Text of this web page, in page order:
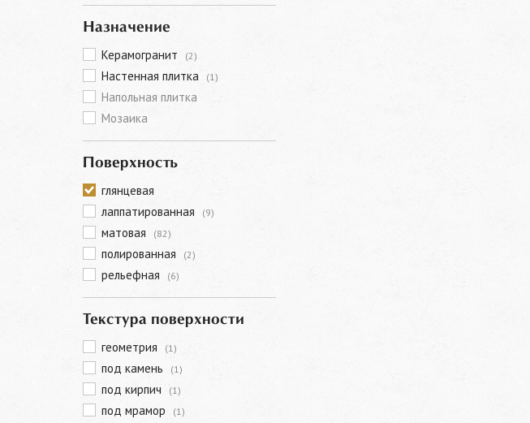
Назначение
Керамогранит (2)
Настенная плитка (1)
Напольная плитка
Мозаика
Поверхность
глянцевая
лаппатированная
(9)
матовая (82)
полированная (2)
рельефная (6)
Текстура поверхности
геометрия (1)
под камень (1)
под кирпич (1)
под мрамор (1)